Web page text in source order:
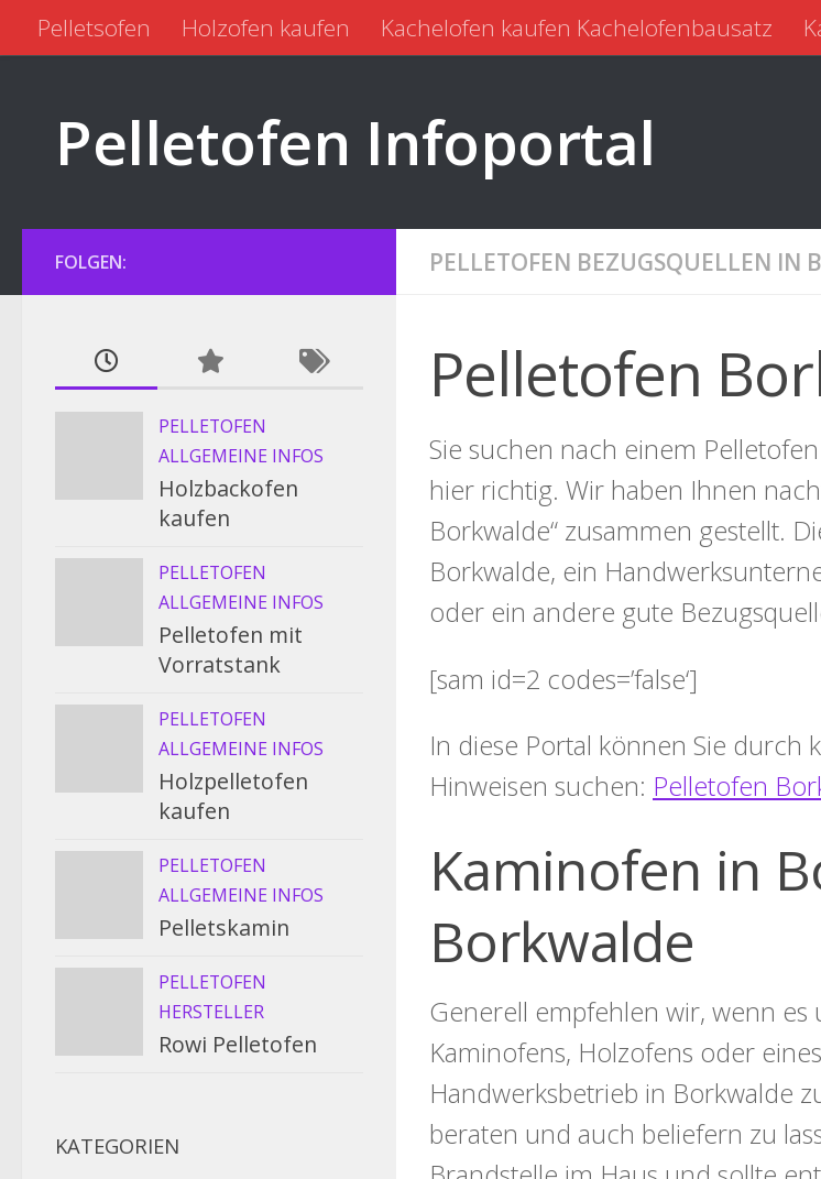
Zum Inhalt springen
Pelletsofen Holzofen kaufen Kachelofen kaufen Kachelofenbausatz
Pelletofen Infoportal
PELLETOFEN BEZUGSQUELLEN IN
Pelletofen
Sie suchen nach einem
hier richtig. Wir haben Ihnen
Borkwalde“ zusammen gestellt.
Borkwalde, ein
oder ein andere gute
[sam id=2 codes=’false‘]
In diese Portal können Sie durch
Hinweisen suchen: Pelletofen
Kaminofen in
Borkwalde
Generell empfehlen wir, wenn es
Kaminofens, Holzofens oder
Handwerksbetrieb in Borkwalde
beraten und auch beliefern zu
FOLGEN:
PELLETOFEN
ALLGEMEINE INFOS
Holzbackofen
kaufen
PELLETOFEN
ALLGEMEINE INFOS
Pelletofen mit
Vorratstank
PELLETOFEN
ALLGEMEINE INFOS
Holzpelletofen
kaufen
PELLETOFEN
ALLGEMEINE INFOS
Pelletskamin
PELLETOFEN
HERSTELLER
Rowi Pelletofen
KATEGORIEN